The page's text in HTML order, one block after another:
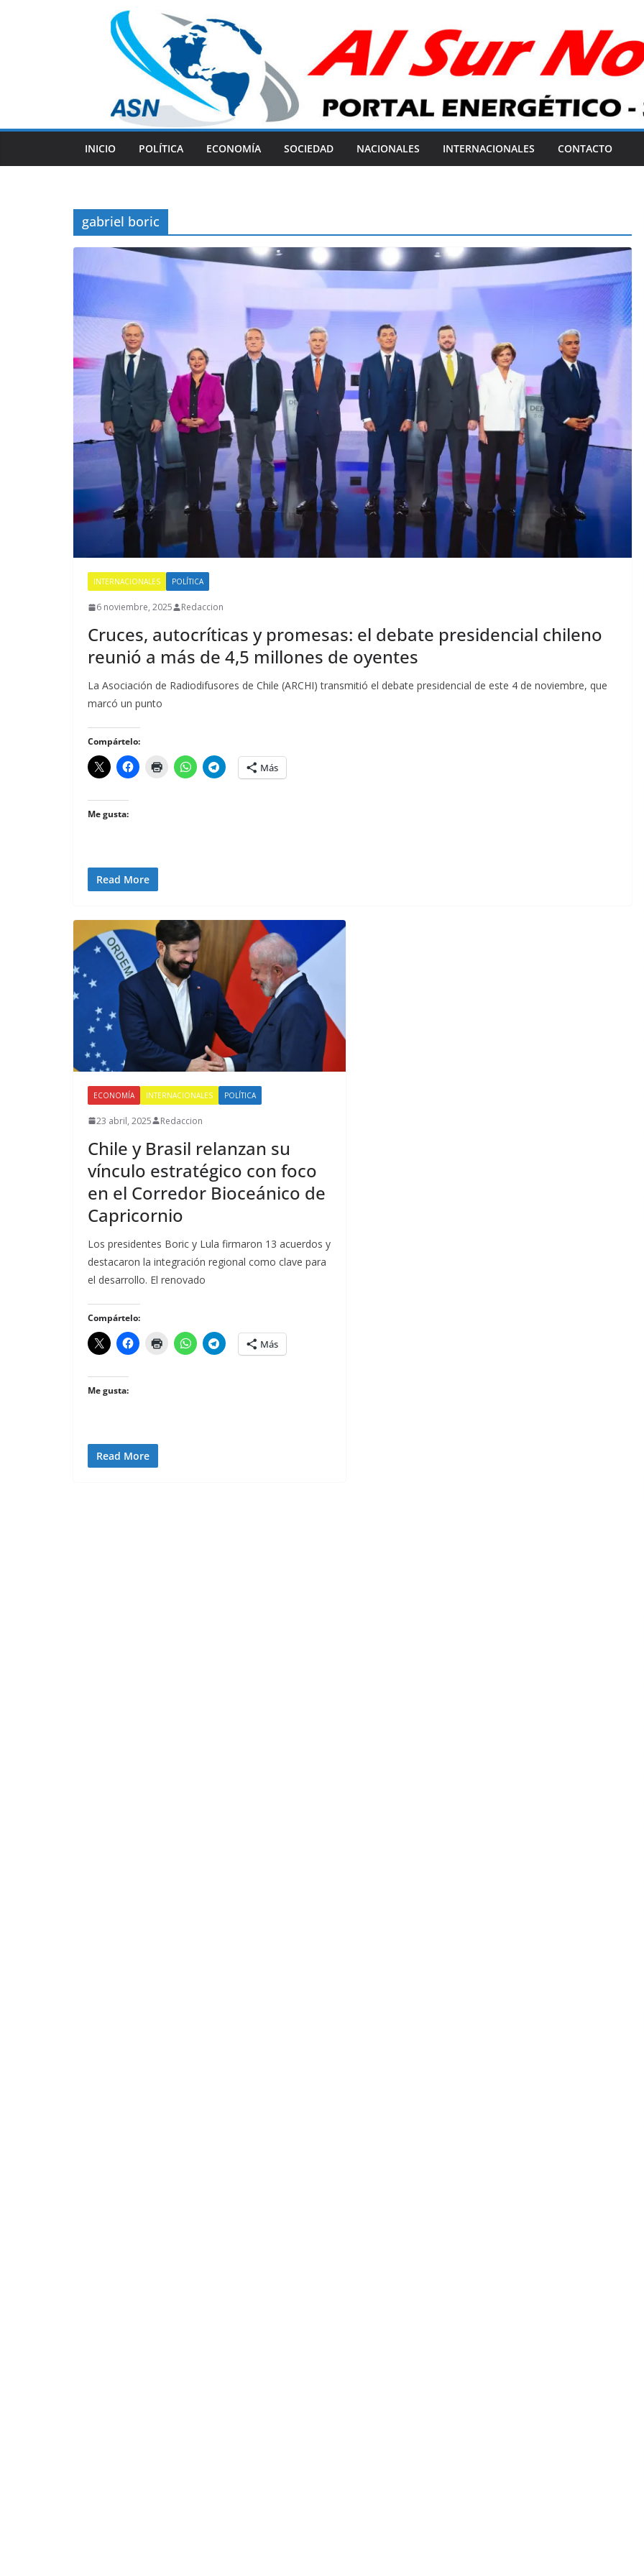
INICIO POLÍTICA ECONOMÍA SOCIEDAD NACIONALES INTERNACIONALES CONTACTO
gabriel boric
INTERNACIONALES POLÍTICA
6 noviembre, 2025 Redaccion
Cruces, autocríticas y promesas: el debate presidencial chileno
reunió a más de 4,5 millones de oyentes
La Asociación de Radiodifusores de Chile (ARCHI) transmitió el debate presidencial de este 4 de noviembre, que
marcó un punto
Compártelo:
Más
Me gusta:
Read More
ECONOMÍA INTERNACIONALES POLÍTICA
23 abril, 2025 Redaccion
Chile y Brasil relanzan su
vínculo estratégico con foco
en el Corredor Bioceánico de
Capricornio
Los presidentes Boric y Lula firmaron 13 acuerdos y
destacaron la integración regional como clave para
el desarrollo. El renovado
Compártelo:
Más
Me gusta:
Read More